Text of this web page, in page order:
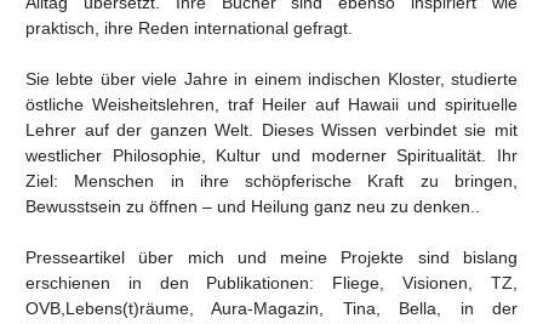
praktisch, ihre Reden international gefragt.
Sie lebte über viele Jahre in einem indischen Kloster, studierte
östliche Weisheitslehren, traf Heiler auf Hawaii und spirituelle
Lehrer auf der ganzen Welt. Dieses Wissen verbindet sie mit
westlicher Philosophie, Kultur und moderner Spiritualität. Ihr
Ziel: Menschen in ihre schöpferische Kraft zu bringen,
Bewusstsein zu öffnen – und Heilung ganz neu zu denken..
Presseartikel über mich und meine Projekte sind bislang
erschienen in den Publikationen: Fliege, Visionen, TZ,
OVB,Lebens(t)räume, Aura-Magazin, Tina, Bella, in der